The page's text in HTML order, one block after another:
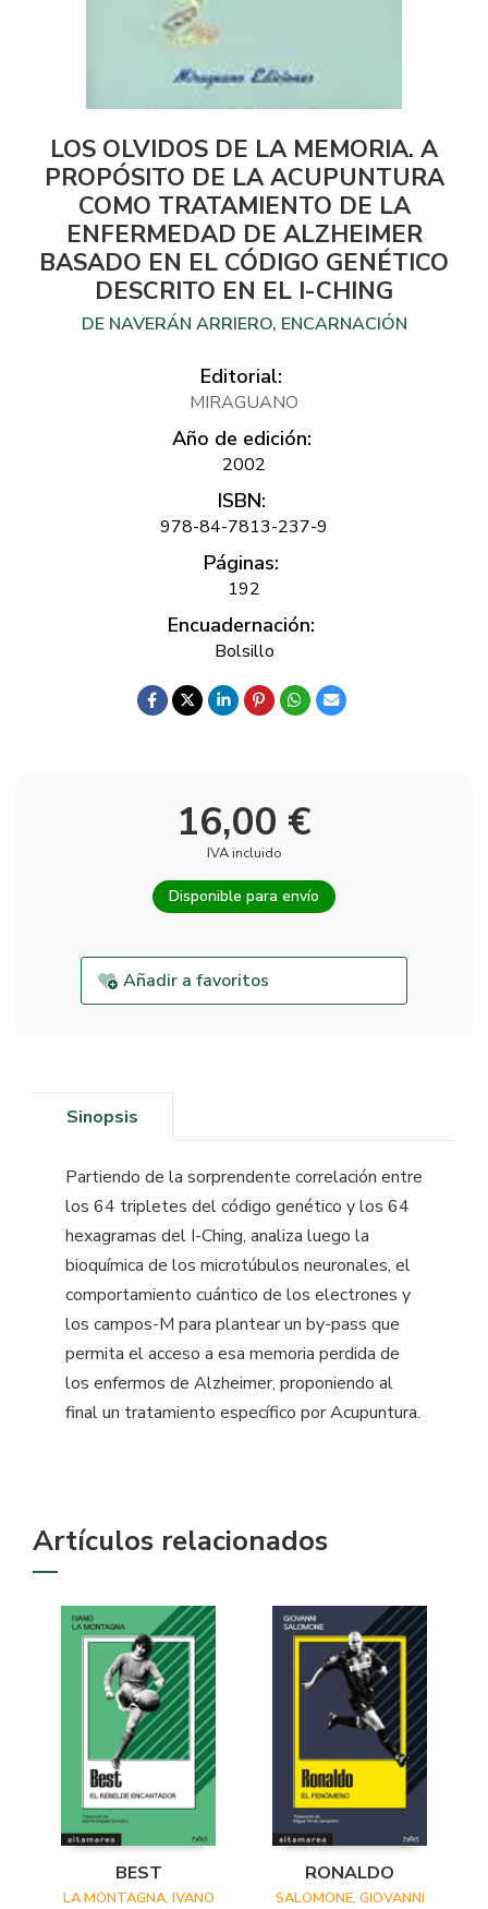
LOS OLVIDOS DE LA MEMORIA. A
PROPÓSITO DE LA ACUPUNTURA
COMO TRATAMIENTO DE LA
ENFERMEDAD DE ALZHEIMER
BASADO EN EL CÓDIGO GENÉTICO
DESCRITO EN EL I-CHING
DE NAVERÁN ARRIERO, ENCARNACIÓN
Editorial:
MIRAGUANO
Año de edición:
2002
ISBN:
978-84-7813-237-9
Páginas:
192
Encuadernación:
Bolsillo
16,00 €
IVA incluido
Disponible para envío
Añadir a favoritos
Sinopsis
Partiendo de la sorprendente correlación entre
los 64 tripletes del código genético y los 64
hexagramas del I-Ching, analiza luego la
bioquímica de los microtúbulos neuronales, el
comportamiento cuántico de los electrones y
los campos-M para plantear un by-pass que
permita el acceso a esa memoria perdida de
los enfermos de Alzheimer, proponiendo al
final un tratamiento específico por Acupuntura.
Artículos relacionados
BEST
LA MONTAGNA, IVANO
RONALDO
SALOMONE, GIOVANNI